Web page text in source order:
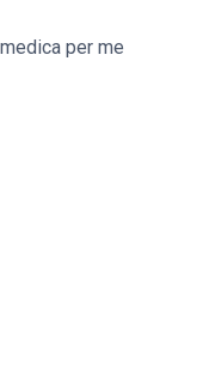
per me